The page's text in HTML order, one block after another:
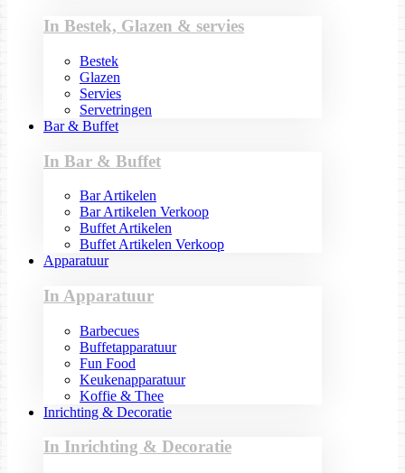
In Bestek, Glazen & servies
Bestek
Glazen
Servies
Servetringen
Bar & Buffet
In Bar & Buffet
Bar Artikelen
Bar Artikelen Verkoop
Buffet Artikelen
Buffet Artikelen Verkoop
Apparatuur
In Apparatuur
Barbecues
Buffetapparatuur
Fun Food
Keukenapparatuur
Koffie & Thee
Inrichting & Decoratie
In Inrichting & Decoratie